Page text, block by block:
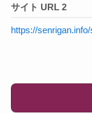
サイト URL 2
https://